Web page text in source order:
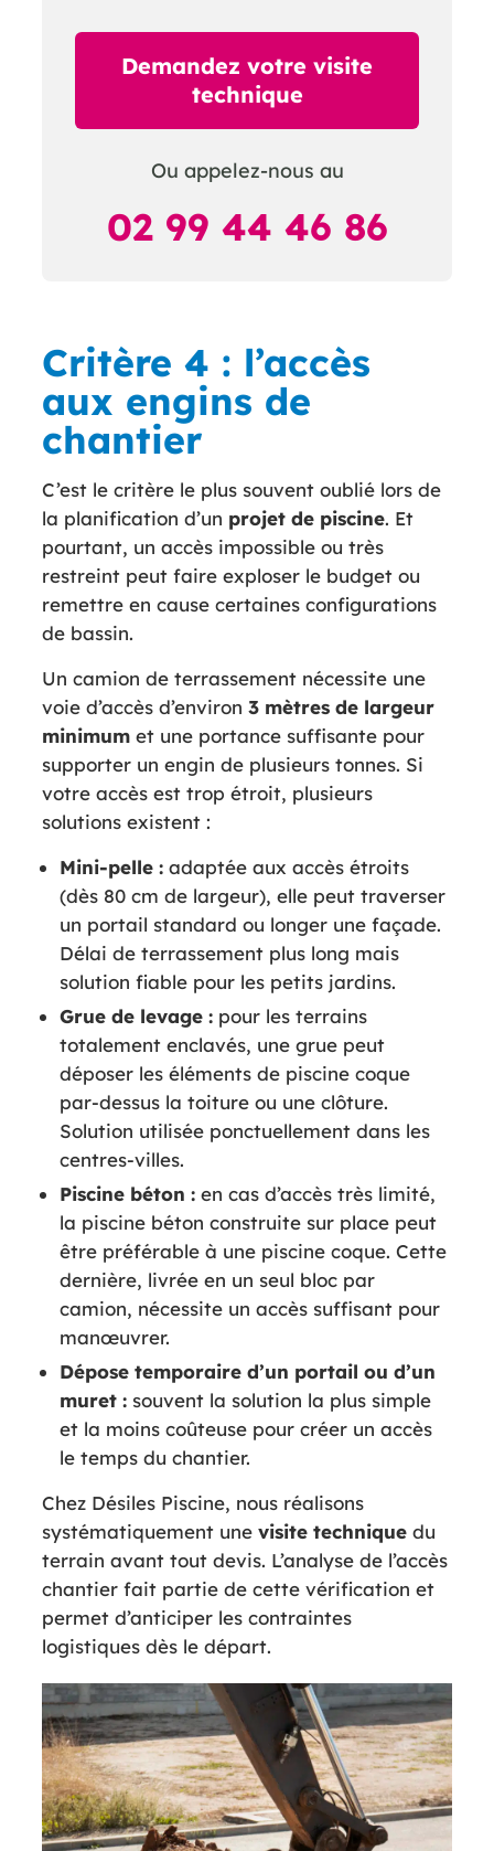
Demandez votre visite
technique
Ou appelez-nous au
02 99 44 46 86
Critère 4 : l’accès
aux engins de
chantier
C’est le critère le plus souvent oublié lors de
la planification d’un projet de piscine. Et
pourtant, un accès impossible ou très
restreint peut faire exploser le budget ou
remettre en cause certaines configurations
de bassin.
Un camion de terrassement nécessite une
voie d’accès d’environ 3 mètres de largeur
minimumet une portance suffisante pour
supporter un engin de plusieurs tonnes. Si
votre accès est trop étroit, plusieurs
solutions existent :
Mini-pelle : adaptée aux accès étroits
(dès 80 cm de largeur), elle peut traverser
un portail standard ou longer une façade.
Délai de terrassement plus long mais
solution fiable pour les petits jardins.
Grue de levage : pour les terrains
totalement enclavés, une grue peut
déposer les éléments de piscine coque
par-dessus la toiture ou une clôture.
Solution utilisée ponctuellement dans les
centres-villes.
Piscine béton : en cas d’accès très limité,
la piscine béton construite sur place peut
être préférable à une piscine coque. Cette
dernière, livrée en un seul bloc par
camion, nécessite un accès suffisant pour
manœuvrer.
Dépose temporaire d’un portail ou d’un
muret : souvent la solution la plus simple
et la moins coûteuse pour créer un accès
le temps du chantier.
Chez Désiles Piscine, nous réalisons
systématiquement une visite techniquedu
terrain avant tout devis. L’analyse de l’accès
chantier fait partie de cette vérification et
permet d’anticiper les contraintes
logistiques dès le départ.